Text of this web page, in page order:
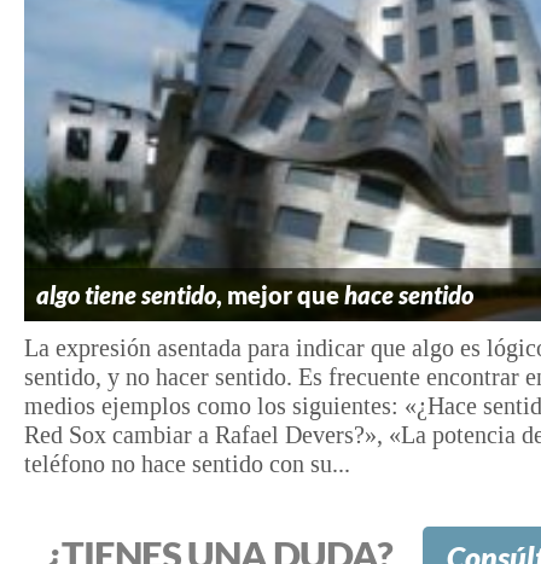
algo tiene sentido, mejor quehace sentido
La expresión asentada para indicar que algo es
sentido, y no hacer sentido. Es frecuente encontrar
medios ejemplos como los siguientes: «¿Hace
Red Sox cambiar a Rafael Devers?», «La potencia
teléfono no hace sentido con su...
¿TIENES UNA DUDA?